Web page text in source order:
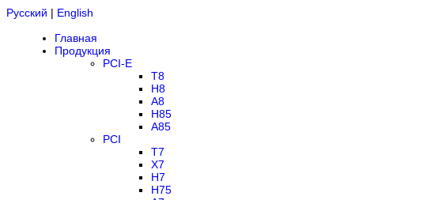
Русский | English
Главная
Продукция
PCI-E
T8
H8
A8
H85
A85
PCI
T7
X7
H7
H75